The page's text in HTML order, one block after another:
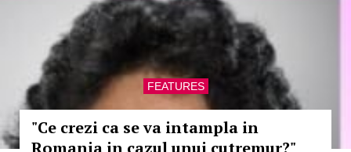
FEATURES
"Ce crezi ca se va intampla in
Romania in cazul unui cutremur?"